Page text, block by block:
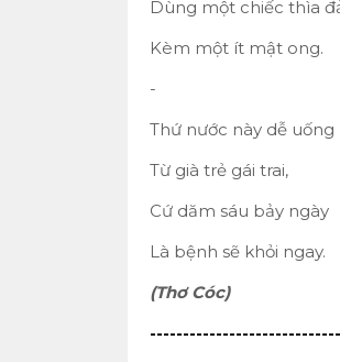
Dùng một chiếc thìa
Kèm một ít mật ong.
-
Thứ nước này dễ uống
Từ già trẻ gái trai,
Cứ dăm sáu bảy ngày
Là bệnh sẽ khỏi ngay.
(Thơ Cóc)